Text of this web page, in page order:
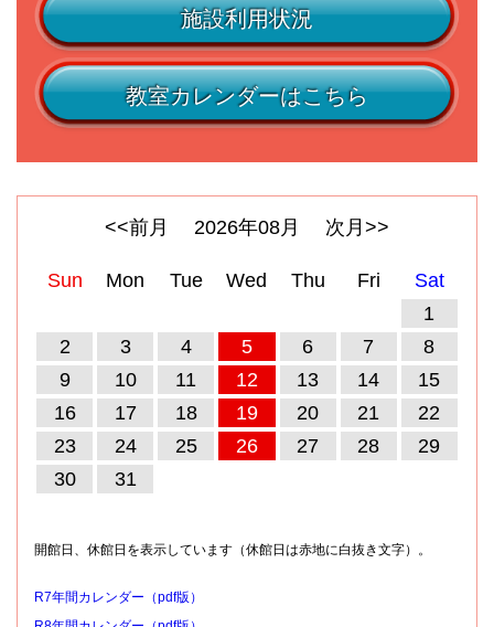
施設利用状況
教室カレンダーはこちら
<<前月 2026年08 月 次月>>
Sun Mon Tue Wed Thu Fri
Sat
1
2
3 4 5 6 7
8
9
10 11 12 13 14
15
16
17 18 19 20 21
22
23
24 25 26 27 28
29
30
31
開館日、休館日を表示しています（休館日は赤地に白抜き文字）。
R7年間カレンダー（pdf版）